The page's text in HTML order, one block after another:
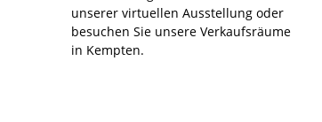
unserer virtuellen Ausstellung oder
besuchen Sie unsere Verkaufsräume
in Kempten.